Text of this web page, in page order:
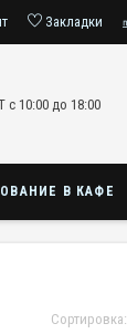
Закладки
с 10:00 до 18:00
В КАФЕ
Сортировка: